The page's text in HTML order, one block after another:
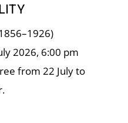
2026, 6:00 pm
from 22 July to